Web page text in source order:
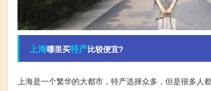
上海哪里买特产比较便宜?
上海是一个繁华的大都市，特产选择众多，但是很多人